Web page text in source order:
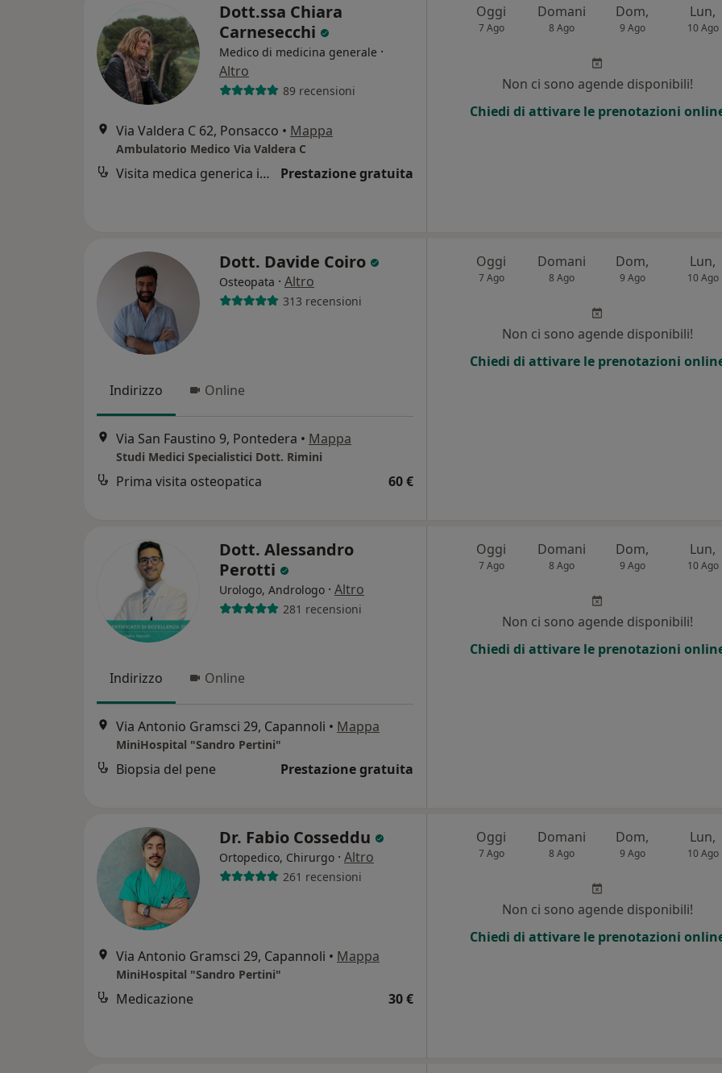
Dott.ssa Chiara
Carnesecchi
Medico di medicina generale ·
Altro
89 recensioni
Via Valdera C 62, Ponsacco • Mappa
Ambulatorio Medico Via Valdera C
Visita medica generica in CONVENZIONE Prestazione gratuita
Oggi
7 Ago
Domani
8 Ago
Dom,
9 Ago
Lun,
10 Ago
Non ci sono agende disponibili!
Chiedi di attivare le prenotazioni
Dott. Davide Coiro
Osteopata · Altro
313 recensioni
Indirizzo Online
Via San Faustino 9, Pontedera • Mappa
Studi Medici Specialistici Dott. Rimini
Prima visita osteopatica 60 €
Oggi
7 Ago
Domani
8 Ago
Dom,
9 Ago
Lun,
10 Ago
Non ci sono agende disponibili!
Chiedi di attivare le prenotazioni
Dott. Alessandro
Perotti
Urologo, Andrologo · Altro
281 recensioni
Indirizzo Online
Via Antonio Gramsci 29, Capannoli • Mappa
MiniHospital "Sandro Pertini"
Biopsia del pene Prestazione gratuita
Oggi
7 Ago
Domani
8 Ago
Dom,
9 Ago
Lun,
10 Ago
Non ci sono agende disponibili!
Chiedi di attivare le prenotazioni
Dr. Fabio Cosseddu
Ortopedico, Chirurgo · Altro
261 recensioni
Via Antonio Gramsci 29, Capannoli • Mappa
MiniHospital "Sandro Pertini"
Medicazione 30 €
Oggi
7 Ago
Domani
8 Ago
Dom,
9 Ago
Lun,
10 Ago
Non ci sono agende disponibili!
Chiedi di attivare le prenotazioni